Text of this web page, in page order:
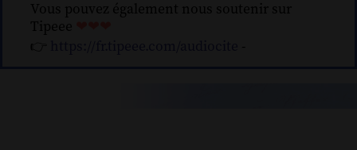
Vous pouvez également nous soutenir sur
Tipeee
👉
-